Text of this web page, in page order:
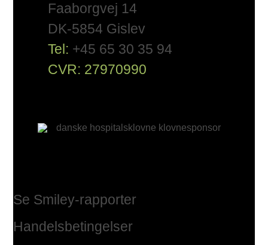
Faaborgvej 14
DK-5854 Gislev
Tel: +45 65 30 35 94
CVR: 27970990
Se Smiley-rapporter
Handelsbetingelser